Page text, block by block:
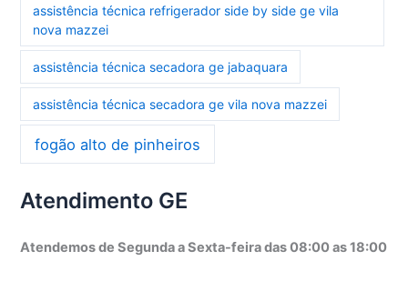
assistência técnica refrigerador side by side ge vila
nova mazzei
assistência técnica secadora ge jabaquara
assistência técnica secadora ge vila nova mazzei
fogão alto de pinheiros
Atendimento GE
Atendemos de Segunda a Sexta-feira das 08:00 as 18:00